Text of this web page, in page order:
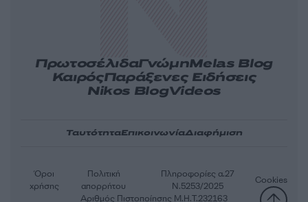
ΠρωτοσέλιδαΓνώμηMelas Blog
ΚαιρόςΠαράξενες Ειδήσεις
Nikos BlogVideos
ΤαυτότηταΕπικοινωνίαΔιαφήμιση
Αριθμός Πιστοποίησης Μ.Η.Τ.232163
Όροι
χρήσης
Πολιτική
απορρήτου
Πληροφορίες α.27
Ν.5253/2025
Cookies